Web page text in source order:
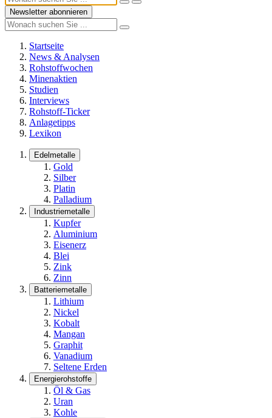
Newsletter abonnieren
Startseite
News & Analysen
Rohstoffwochen
Minenaktien
Studien
Interviews
Rohstoff-Ticker
Anlagetipps
Lexikon
Edelmetalle
Gold
Silber
Platin
Palladium
Industriemetalle
Kupfer
Aluminium
Eisenerz
Blei
Zink
Zinn
Batteriemetalle
Lithium
Nickel
Kobalt
Mangan
Graphit
Vanadium
Seltene Erden
Energierohstoffe
Öl & Gas
Uran
Kohle